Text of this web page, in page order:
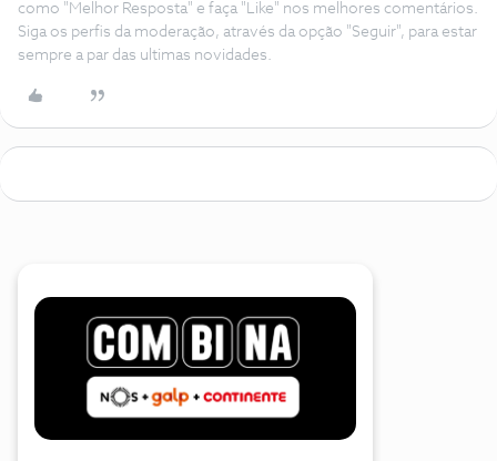
como "Melhor Resposta" e faça "Like" nos melhores comentários.
Siga os perfis da moderação, através da opção "Seguir", para estar
sempre a par das ultimas novidades.